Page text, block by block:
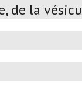
de la